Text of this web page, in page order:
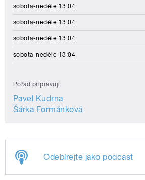
sobota-neděle 13:04
sobota-neděle 13:04
sobota-neděle 13:04
sobota-neděle 13:04
Pořad připravují
Pavel Kudrna
Šárka Formánková
Odebírejte jako podcast